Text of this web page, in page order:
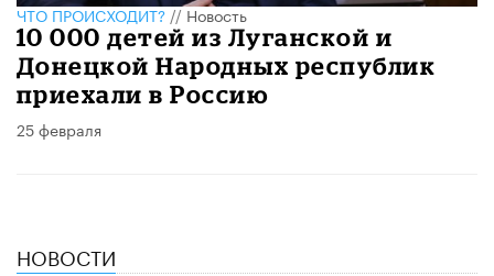
ЧТО ПРОИСХОДИТ?//Новость
10 000 детей из Луганской и
Донецкой Народных республик
приехали в Россию
25 февраля
НОВОСТИ